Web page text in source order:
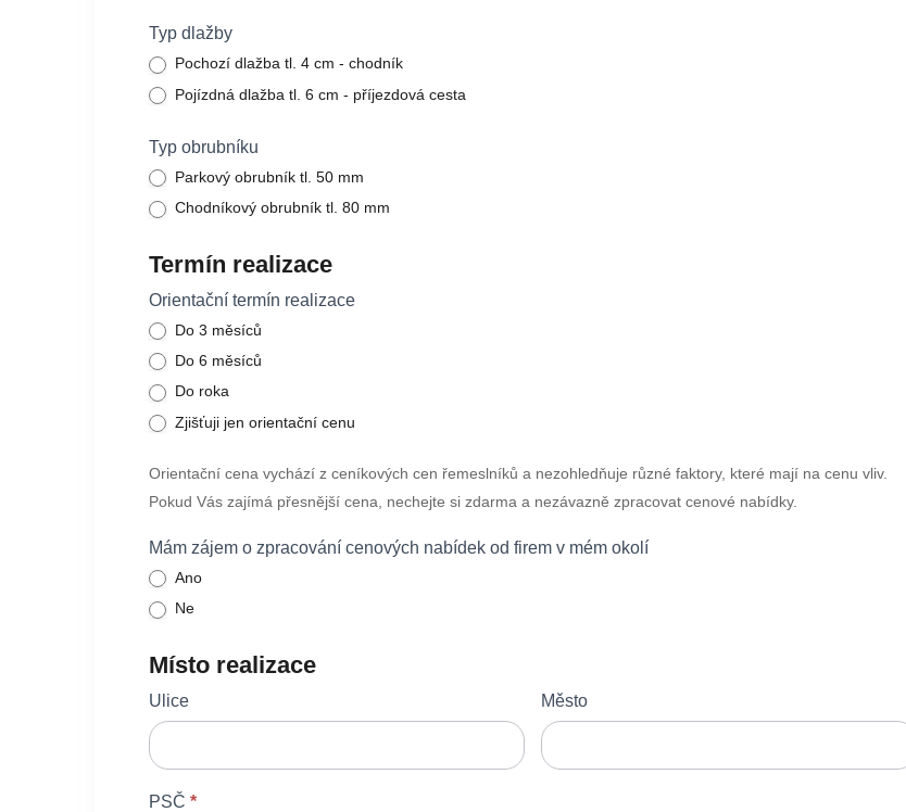
Typ dlažby
Pochozí dlažba tl. 4 cm - chodník
Pojízdná dlažba tl. 6 cm - příjezdová cesta
Typ obrubníku
Parkový obrubník tl. 50 mm
Chodníkový obrubník tl. 80 mm
Termín realizace
Orientační termín realizace
Do 3 měsíců
Do 6 měsíců
Do roka
Zjišťuji jen orientační cenu
Orientační cena vychází z ceníkových cen řemeslníků a nezohledňuje různé faktory, které mají na cenu vliv.
Pokud Vás zajímá přesnější cena, nechejte si zdarma a nezávazně zpracovat cenové nabídky.
Mám zájem o zpracování cenových nabídek od firem v mém okolí
Ano
Ne
Místo realizace
Ulice Město
PSČ *